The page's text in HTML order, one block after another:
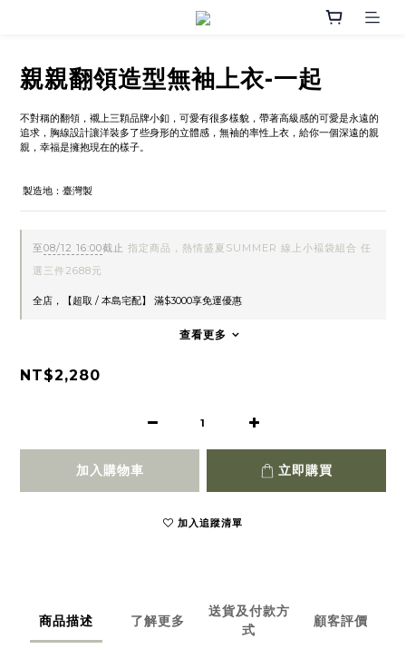
親親翻領造型無袖上衣-一起
不對稱的翻領，襯上三顆品牌小釦，可愛有很多樣貌，帶著高級感的可愛是永遠的
追求，胸線設計讓洋裝多了些身形的立體感，無袖的率性上衣，給你一個深遠的親
親，幸福是擁抱現在的樣子。
製造地：臺灣製
至08/12 16:00截止 指定商品，熱情盛夏SUMMER 線上小褔袋組合 任
選三件2688元
全店，【超取 / 本島宅配】 滿$3000享免運優惠
查看更多
NT$2,280
加入購物車 立即購買
加入追蹤清單
商品描述 了解更多
送貨及付款方
式
顧客評價